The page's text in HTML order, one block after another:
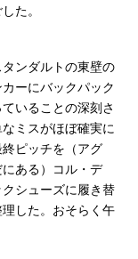
た。
ンダルトの東壁の
ーにバックパック
いることの深刻さ
ミスがほぼ確実に
ピッチを（アグ
ある）コル・デ
シューズに履き替
した。おそらく午